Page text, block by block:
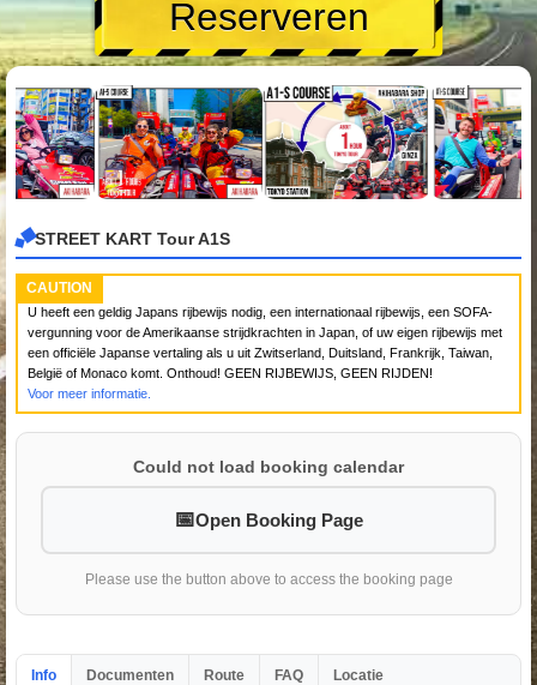
Reserveren
STREET KART Tour A1S
CAUTION
U heeft een geldig Japans rijbewijs nodig, een internationaal rijbewijs, een SOFA-
vergunning voor de Amerikaanse strijdkrachten in Japan, of uw eigen rijbewijs met
een officiële Japanse vertaling als u uit Zwitserland, Duitsland, Frankrijk, Taiwan,
België of Monaco komt. Onthoud! GEEN RIJBEWIJS, GEEN RIJDEN!
Voor meer informatie.
Could not load booking calendar
Open Booking Page
Please use the button above to access the booking page
Info Documenten Route FAQ Locatie